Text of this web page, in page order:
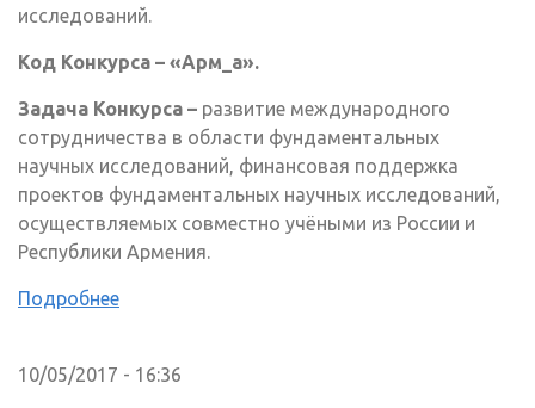
исследований.
Код Конкурса – «Арм_а».
Задача Конкурса – развитие международного
сотрудничества в области фундаментальных
научных исследований, финансовая поддержка
проектов фундаментальных научных исследований,
осуществляемых совместно учёными из России и
Республики Армения.
Подробнее
10/05/2017 - 16:36